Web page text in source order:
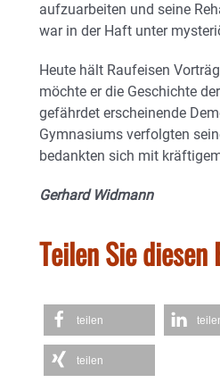
aufzuarbeiten und seine
war in der Haft unter
Heute hält Raufeisen
möchte er die Geschichte
gefährdet erscheinende
Gymnasiums verfolgten
bedankten sich mit
Gerhard Widmann
Teilen Sie
teilen
teilen